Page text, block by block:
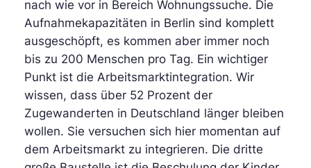
nach wie vor in Bereich Wohnungssuche. Die
Aufnahmekapazitäten in Berlin sind komplett
ausgeschöpft, es kommen aber immer noch
bis zu 200 Menschen pro Tag. Ein wichtiger
Punkt ist die Arbeitsmarktintegration. Wir
wissen, dass über 52 Prozent der
Zugewanderten in Deutschland länger bleiben
wollen. Sie versuchen sich hier momentan auf
dem Arbeitsmarkt zu integrieren. Die dritte